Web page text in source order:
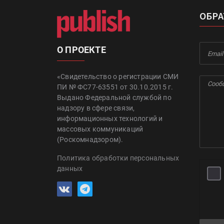
О ПРОЕКТЕ
«Свидетельство о регистрации СМИ
ПИ № ФС77-63551 от 30.10.2015 г.
Выдано Федеральной службой по
надзору в сфере связи,
информационных технологий и
массовых коммуникаций
(Роскомнадзором).
Политика обработки персональных
данных